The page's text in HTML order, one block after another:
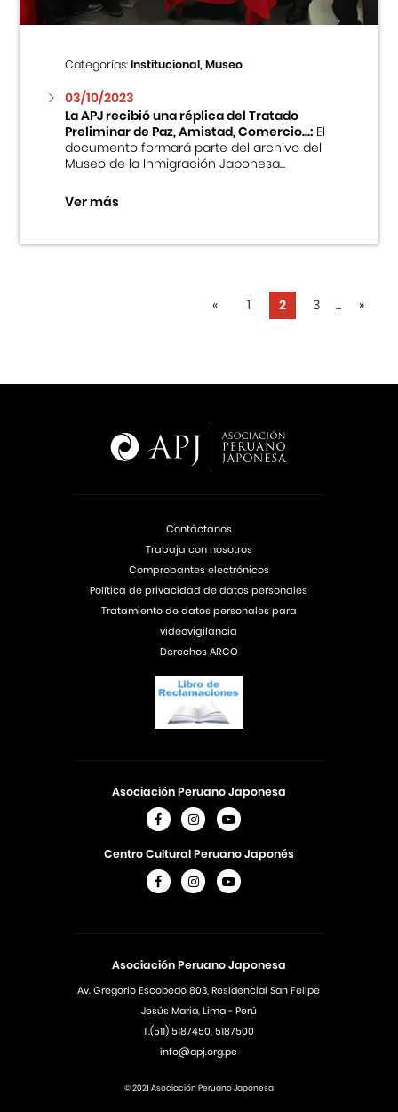
Categorías:Institucional, Museo
03/10/2023
La APJ recibió una réplica del Tratado
Preliminar de Paz, Amistad, Comercio...:El
documento formará parte del archivo del
Museo de la Inmigración Japonesa...
Ver más
« 1 2 3 ... »
Asociación Peruano Japonesa
Av. Gregorio Escobedo 803, Residencial San Felipe
Jesús Maria, Lima - Perú
T.(511) 5187450, 5187500
info@apj.org.pe
Asociación Peruano Japonesa
Centro Cultural Peruano Japonés
Contáctanos
Trabaja con nosotros
Comprobantes electrónicos
Política de privacidad de datos personales
Tratamiento de datos personales para
videovigilancia
Derechos ARCO
© 2021 Asociación Peruano Japonesa